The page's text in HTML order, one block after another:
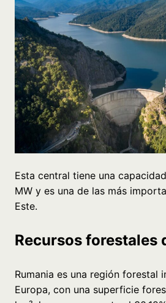
Esta central tiene una
MW y es una de las más
Este.
Recursos forestales
Rumania es una región forestal
Europa, con una superficie